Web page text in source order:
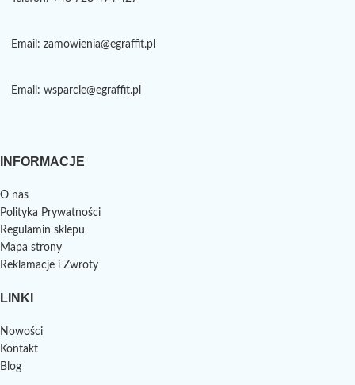
Email: zamowienia@egraffit.pl
Email: wsparcie@egraffit.pl
INFORMACJE
O nas
Polityka Prywatności
Regulamin sklepu
Mapa strony
Reklamacje i Zwroty
LINKI
Nowości
Kontakt
Blog